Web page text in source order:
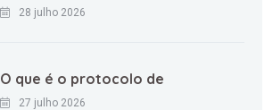
28 julho 2026
O que é o protocolo de
27 julho 2026